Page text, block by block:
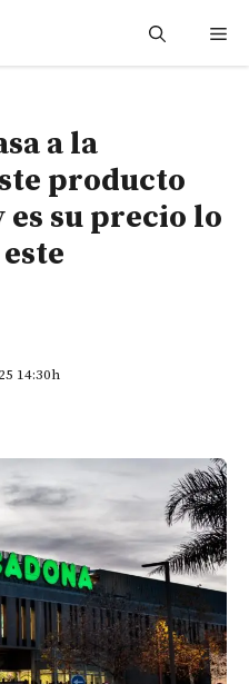
a la
producto
es su precio lo
14:30h